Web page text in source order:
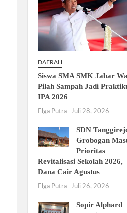
DAERAH
Siswa SMA SMK Jabar
Pilah Sampah Jadi
IPA 2026
Elga Putra Juli 28, 2026
SDN
Grobogan
Prioritas
Revitalisasi Sekolah 2026,
Dana Cair Agustus
Elga Putra Juli 26, 2026
Sopir Alphard